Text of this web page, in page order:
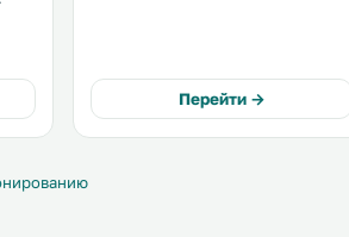
блюда греческой кухни. .
Перейти →